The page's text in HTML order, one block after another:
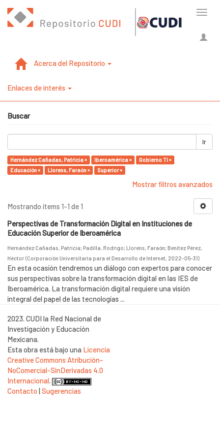
Acerca del Repositorio
Enlaces de interés
Buscar
Ir
Hernández Cañadas, Patricia × Iberoamérica ×
Gobierno TI ×
Educación ×
Llorens, Faraón × Superior ×
Mostrar filtros avanzados
Mostrando ítems 1-1 de 1
Perspectivas de Transformación Digital en Instituciones de
Educación Superior de Iberoamérica
Hernández Cañadas, Patricia; Padilla, Rodrigo; Llorens, Faraón; Benítez Pérez,
Héctor (Corporación Universitaria para el Desarrollo de Internet, 2022-05-31)
En esta ocasión tendremos un diálogo con expertos para conocer
sus perspectivas sobre la transformación digital en las IES de
Iberoamérica. La transformación digital requiere una visión
integral del papel de las tecnologías ...
2023. CUDI la Red Nacional de
Investigación y Educación
Mexicana.
Esta obra está bajo una Licencia
Creative Commons Atribución-
NoComercial-SinDerivadas 4.0
Internacional.
Contacto |Sugerencias